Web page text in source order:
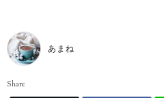
あまね
Share